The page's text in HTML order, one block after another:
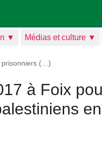
▼ Médias et culture ▼
prisonniers (…)
à Foix
en